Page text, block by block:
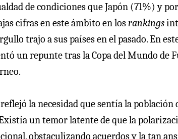
de condiciones que Japón (71%) y
cifras en este ámbito en losrankings
trajo a sus países en el pasado. En
un repunte tras la Copa del Mundo de
la necesidad que sentía la población
un temor latente de que la
obstaculizando acuerdos y la tan